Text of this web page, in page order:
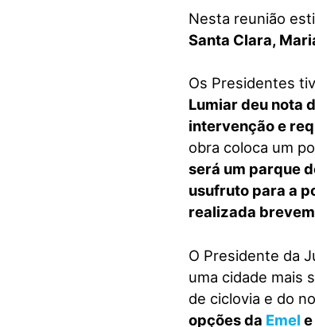
Nesta reunião
Santa Clara,
Os Presidentes
Lumiar deu nota
intervenção e
obra coloca um
será um parque
usufruto para a
realizada
O Presidente da
uma cidade mais
de ciclovia e do
opções da Emel